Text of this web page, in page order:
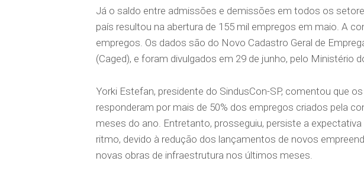
Já o saldo entre admissões e demissões em todos os
país resultou na abertura de 155 mil empregos em maio. A
empregos. Os dados são do Novo Cadastro Geral de
(Caged), e foram divulgados em 29 de junho, pelo Ministério
Yorki Estefan, presidente do SindusCon-SP, comentou que
responderam por mais de 50% dos empregos criados pela
meses do ano. Entretanto, prosseguiu, persiste a
ritmo, devido à redução dos lançamentos de novos
novas obras de infraestrutura nos últimos meses.